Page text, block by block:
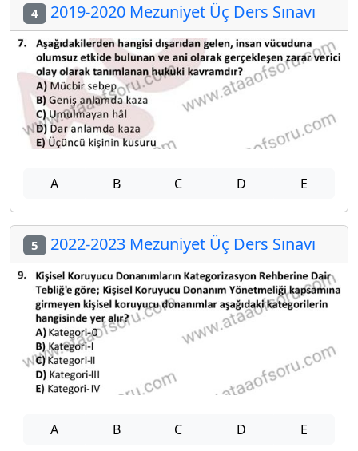
4 2019-2020 Mezuniyet Üç Ders Sınavı
A B C D E
5 2022-2023 Mezuniyet Üç Ders Sınavı
A B C D E